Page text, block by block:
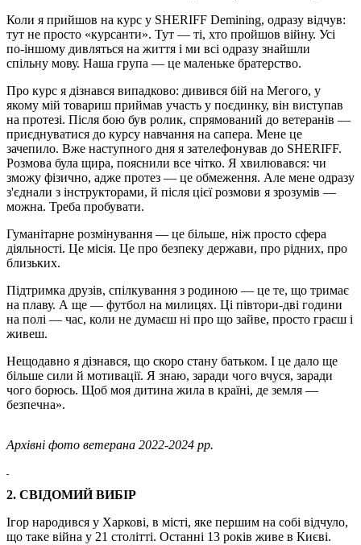
Коли я прийшов на курс у SHERIFF Demining, одразу відчув:
тут не просто «курсанти». Тут — ті, хто пройшов війну. Усі
по-іншому дивляться на життя і ми всі одразу знайшли
спільну мову. Наша група — це маленьке братерство.
Про курс я дізнався випадково: дивився бій на Мегого, у
якому мій товариш приймав участь у поєдинку, він виступав
на протезі. Після бою був ролик, спрямований до ветеранів —
приєднуватися до курсу навчання на сапера. Мене це
зачепило. Вже наступного дня я зателефонував до SHERIFF.
Розмова була щира, пояснили все чітко. Я хвилювався: чи
зможу фізично, адже протез — це обмеження. Але мене одразу
з'єднали з інструкторами, й після цієї розмови я зрозумів —
можна. Треба пробувати.
Гуманітарне розмінування — це більше, ніж просто сфера
діяльності. Це місія. Це про безпеку держави, про рідних, про
близьких.
Підтримка друзів, спілкування з родиною — це те, що тримає
на плаву. А ще — футбол на милицях. Ці півтори-дві години
на полі — час, коли не думаєш ні про що зайве, просто граєш і
живеш.
Нещодавно я дізнався, що скоро стану батьком. І це дало ще
більше сили й мотивації. Я знаю, заради чого вчуся, заради
чого борюсь. Щоб моя дитина жила в країні, де земля —
безпечна».
Архівні фото ветерана 2022-2024 рр.
2. СВІДОМИЙ ВИБІР
Ігор народився у Харкові, в місті, яке першим на собі відчуло,
що таке війна у 21 столітті. Останні 13 років живе в Києві.